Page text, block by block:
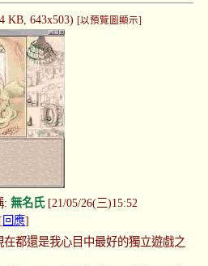
KB, 643x503) [以預覽圖顯示]
: 無名氏[21/05/26(三)15:52
[ 回應]
都還是我心目中最好的獨立遊戲之